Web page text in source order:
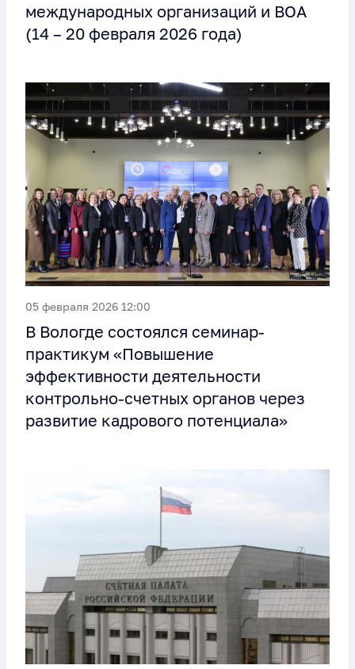
международных организаций и ВОА
(14 – 20 февраля 2026 года)
05 февраля 2026 12:00
В Вологде состоялся семинар-
практикум «Повышение
эффективности деятельности
контрольно-счетных органов через
развитие кадрового потенциала»